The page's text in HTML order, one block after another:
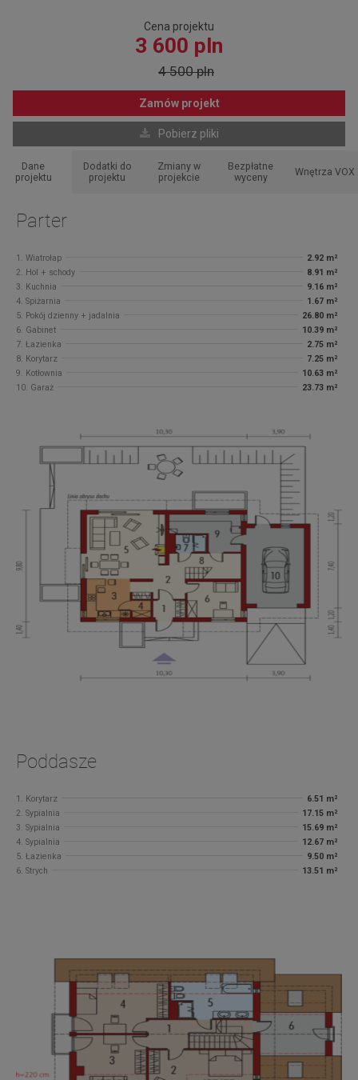
Cena projektu
3 600 pln
4 500 pln
Zamów projekt
Pobierz pliki
Dane
projektu
Dodatki do
projektu
Zmiany w
projekcie
Bezpłatne
wyceny
Wnętrza VOX
Parter
1. Wiatrołap
2.92 m²
2. Hol + schody
8.91 m²
3. Kuchnia
9.16 m²
4. Spiżarnia
1.67 m²
5. Pokój dzienny + jadalnia
26.80 m²
6. Gabinet
10.39 m²
7. Łazienka
2.75 m²
8. Korytarz
7.25 m²
9. Kotłownia
10.63 m²
10. Garaż
23.73 m²
Poddasze
1. Korytarz
6.51 m²
2. Sypialnia
17.15 m²
3. Sypialnia
15.69 m²
4. Sypialnia
12.67 m²
5. Łazienka
9.50 m²
6. Strych
13.51 m²